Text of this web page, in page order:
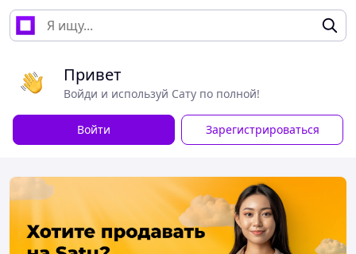
Привет
Войди и используй Сату по полной!
Войти Зарегистрироваться